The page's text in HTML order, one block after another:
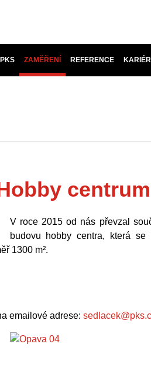
ZAMĚŘENÍ REFERENCE
V roce 2015 od nás převzal
budovu hobby centra, která
1300 m².
emailové adrese: